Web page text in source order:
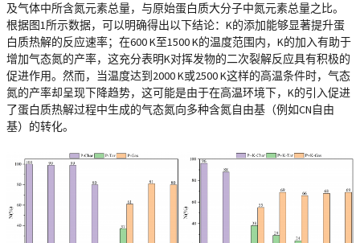
及气体中所含氮元素总量，与原始蛋白质大分子中氮元素总量之比。
根据图1所示数据，可以明确得出以下结论：K的添加能够显著提升蛋
白质热解的反应速率；在600 K至1500 K的温度范围内，K的加入有助于
增加气态氮的产率，这充分表明K对挥发物的二次裂解反应具有积极的
促进作用。然而，当温度达到2000 K或2500 K这样的高温条件时，气态
氮的产率却呈现下降趋势，这可能是由于在高温环境下，K的引入促进
了蛋白质热解过程中生成的气态氮向多种含氮自由基（例如CN自由
基）的转化。